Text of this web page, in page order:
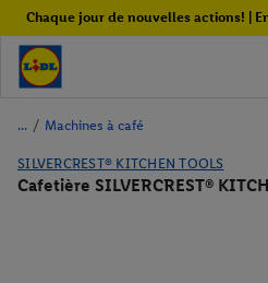
Chaque jour de nouvelles actions! |
/ Machines à café
SILVERCREST® KITCHEN TOOLS
Cafetière SILVERCREST®